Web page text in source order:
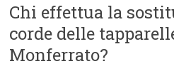
Chi effettua la
corde delle
Monferrato?